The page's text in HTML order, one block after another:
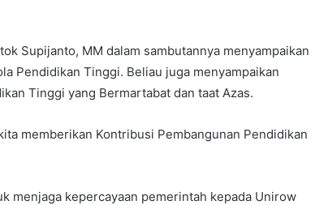
Supijanto, MM dalam sambutannya menyampaikan
Pendidikan Tinggi. Beliau juga menyampaikan
Tinggi yang Bermartabat dan taat Azas.
memberikan Kontribusi Pembangunan Pendidikan
menjaga kepercayaan pemerintah kepada Unirow